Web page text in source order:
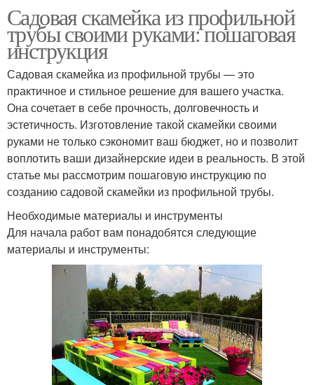
Садовая скамейка из профильной
трубы своими руками: пошаговая
инструкция
Садовая скамейка из профильной трубы — это
практичное и стильное решение для вашего участка.
Она сочетает в себе прочность, долговечность и
эстетичность. Изготовление такой скамейки своими
руками не только сэкономит ваш бюджет, но и позволит
воплотить ваши дизайнерские идеи в реальность. В этой
статье мы рассмотрим пошаговую инструкцию по
созданию садовой скамейки из профильной трубы.
Необходимые материалы и инструменты
Для начала работ вам понадобятся следующие
материалы и инструменты: